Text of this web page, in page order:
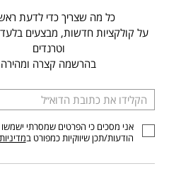
כל מה שצריך כדי לדעת
על קולקציות חדשות, מבצעים
וטרנדים
בהרשמה קצרה ומהירה
הכניסו
כתובת
דוא”לאני מסכים כי הפרטים שמסרתי ישמשו
הודעות/תכן שיווקיות כמפורט ב